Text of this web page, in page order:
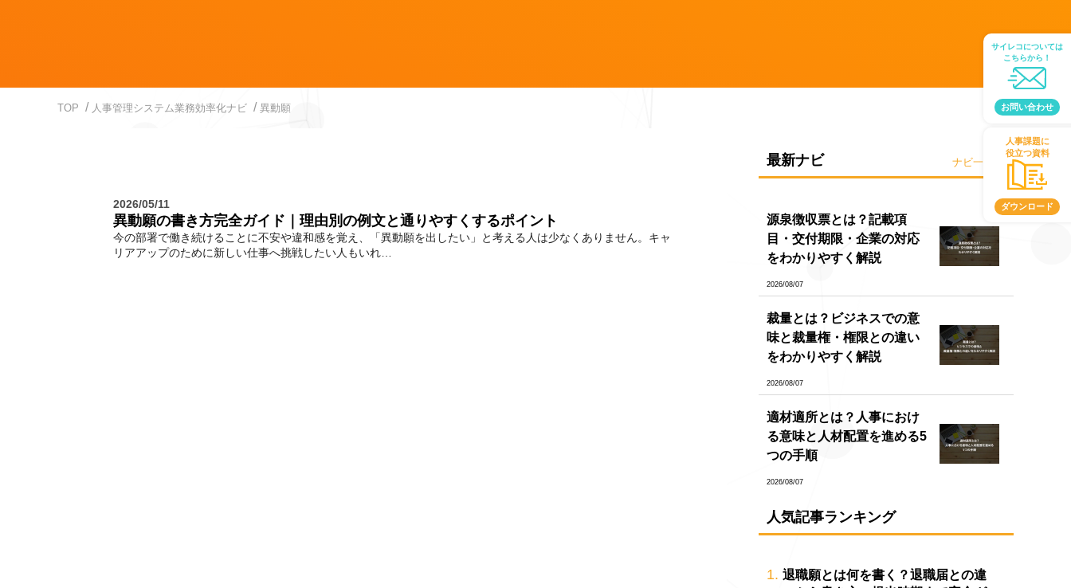
サイレコについては
こちらから！
お問い合わせ
人事課題に
役立つ資料
ダウンロード
TOP 人事管理システム業務効率化ナビ 異動願
2026/05/11
異動願の書き方完全ガイド｜理由別の例文と通りやすくするポイント
今の部署で働き続けることに不安や違和感を覚え、「異動願を出したい」と考える人は少なくありません。キャ
リアアップのために新しい仕事へ挑戦したい人もいれ…
最新ナビ ナビ一覧
源泉徴収票とは？記載項
目・交付期限・企業の対応
をわかりやすく解説
2026/08/07
裁量とは？ビジネスでの意
味と裁量権・権限との違い
をわかりやすく解説
2026/08/07
適材適所とは？人事におけ
る意味と人材配置を進める5
つの手順
2026/08/07
人気記事ランキング
1. 退職願とは何を書く？退職届との違